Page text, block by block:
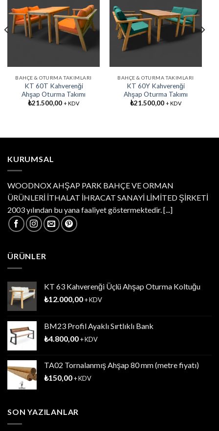
Favorilere
Ekle
BAHÇE & OTURMA TAKIMLARI
KT 60T Kahverenği
Ahşap Oturma Takımı
₺21.500,00 + KDV
Favorilere
Ekle
BAHÇE & OTURMA TAKIMLARI
KT 60Y Kahverenği
Ahşap Oturma Takımı
₺21.500,00 + KDV
KURUMSAL
WOODNOX AHŞAP PARK BAHÇE VE ORMAN
ÜRÜNLERİ İTHALAT İHRACAT SANAYİ LİMİTED ŞİRKETİ
2003 yılından bu yana faaliyet göstermektedir.[...]
ÜRÜNLER
KT 63 Kahverenği Üçlü Ahşap Oturma Koltuğu
₺12.000,00+ KDV
BM23 Profil Ayaklı Sırtlıklı Bank
₺4.800,00+ KDV
TA02 Tornalanmış Ahşap 80 mm (metre fiyatı)
₺150,00+ KDV
SON YAZILANLAR